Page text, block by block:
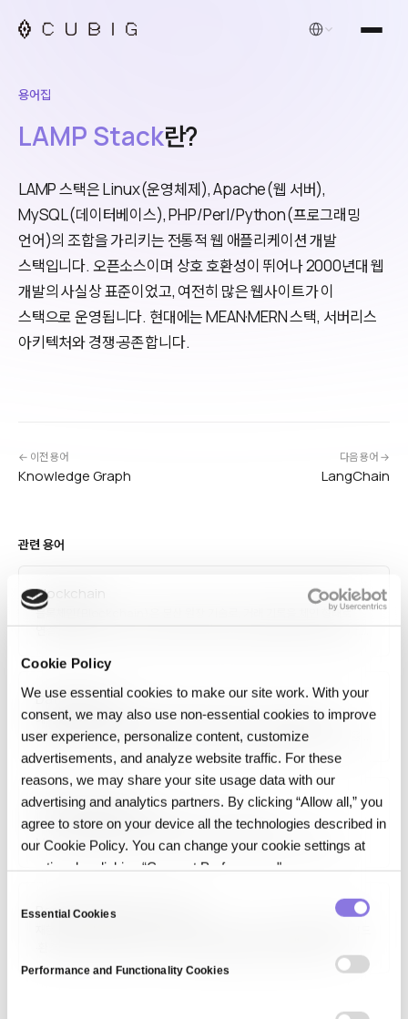
Cookie Policy
We use essential cookies to make our site work. With your
consent, we may also use non‑essential cookies to improve
user experience, personalize content, customize
advertisements, and analyze website traffic. For these
reasons, we may share your site usage data with our
advertising and analytics partners. By clicking “Allow all,” you
agree to store on your device all the technologies described in
our Cookie Policy. You can change your cookie settings at
any time by clicking “Consent Preferences."
Essential Cookies
Performance and Functionality Cookies
한국어
용어집
LAMP Stack란?
LAMP 스택은 Linux(운영체제), Apache(웹 서버),
MySQL(데이터베이스), PHP/Perl/Python(프로그래밍
언어)의 조합을 가리키는 전통적 웹 애플리케이션 개발
스택입니다. 오픈소스이며 상호 호환성이 뛰어나 2000년대 웹
개발의 사실상 표준이었고, 여전히 많은 웹사이트가 이
스택으로 운영됩니다. 현대에는 MEAN·MERN 스택, 서버리스
아키텍처와 경쟁·공존합니다.
← 이전 용어
Knowledge Graph
다음 용어 →
LangChain
관련 용어
Blockchain
블록체인(Blockchain)은 분산 원장 기술로, 거래 기록을 체인 형태로
연결된 블록에 저장하고 네트워크 참여자 간 합의로 검증하는 구조입니다.
이더리움)의 기반이자 공급망 추적, 디지털 신원, 스마트 계약, NFT 등
Data Product
데이터 제품은 다른 사람들이 안정적으로 쓸 수 있도록 소유·문서화·
관리하는 데이터셋 또는 서비스로, 데이터를 소프트웨어 제품과 같은 규율로
다루는 개념입니다.
Model Evaluation
LAMP 스택은 Linux(운영체제), Apache(웹 서버),
MySQL(데이터베이스), PHP/Perl/Python(프로그래밍 언어)의
조합을 가리키는 전통적 웹 애플리케이션 개발 스택입니다. 오픈소스이며
상호 호환성이 뛰어나 2000년대 웹 개발의 사실상 표준이었고, 여전히 많은
Reproducible AI Execution
속성입니다. 데이터 버전 고정, 랜덤 시드 고정, 결정론적 연산, 환경
컨테이너화, 실행 메타데이터 기록이 필요하며, 과학적 검증·규제 감사·